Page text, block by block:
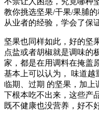
教你挑选坚果/干果/果脯
从业者的经验，学会了保
坚果也同样如此，好的坚
点盐或者胡椒就是调味的
家，都是在用调料在掩盖
基本上可以认为， 味道越
临期、过期 的坚果，加
下根本吃不出来，这些产
既不健康也没营养，好不